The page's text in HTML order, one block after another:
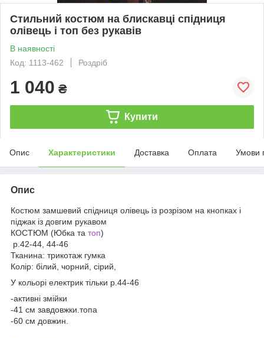
Стильний костюм на блискавці спідниця
олівець і топ без рукавів
В наявності
Код: 1113-462
Роздріб
1 040 ₴
Купити
Опис Характеристики Доставка Оплата Умови
Опис
Костюм замшевий спідниця олівець із розрізом на кнопках і
піджак із довгим рукавом
КОСТЮМ (Юбка та топ)
р.42-44, 44-46
Тканина: трикотаж гумка
Колір: білий, чорний, сірий,
У кольорі електрик тільки р.44-46
-активні змійки
-41 см завдовжки.топа
-60 см довжин.